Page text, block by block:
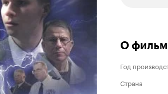
О
Год
Страна